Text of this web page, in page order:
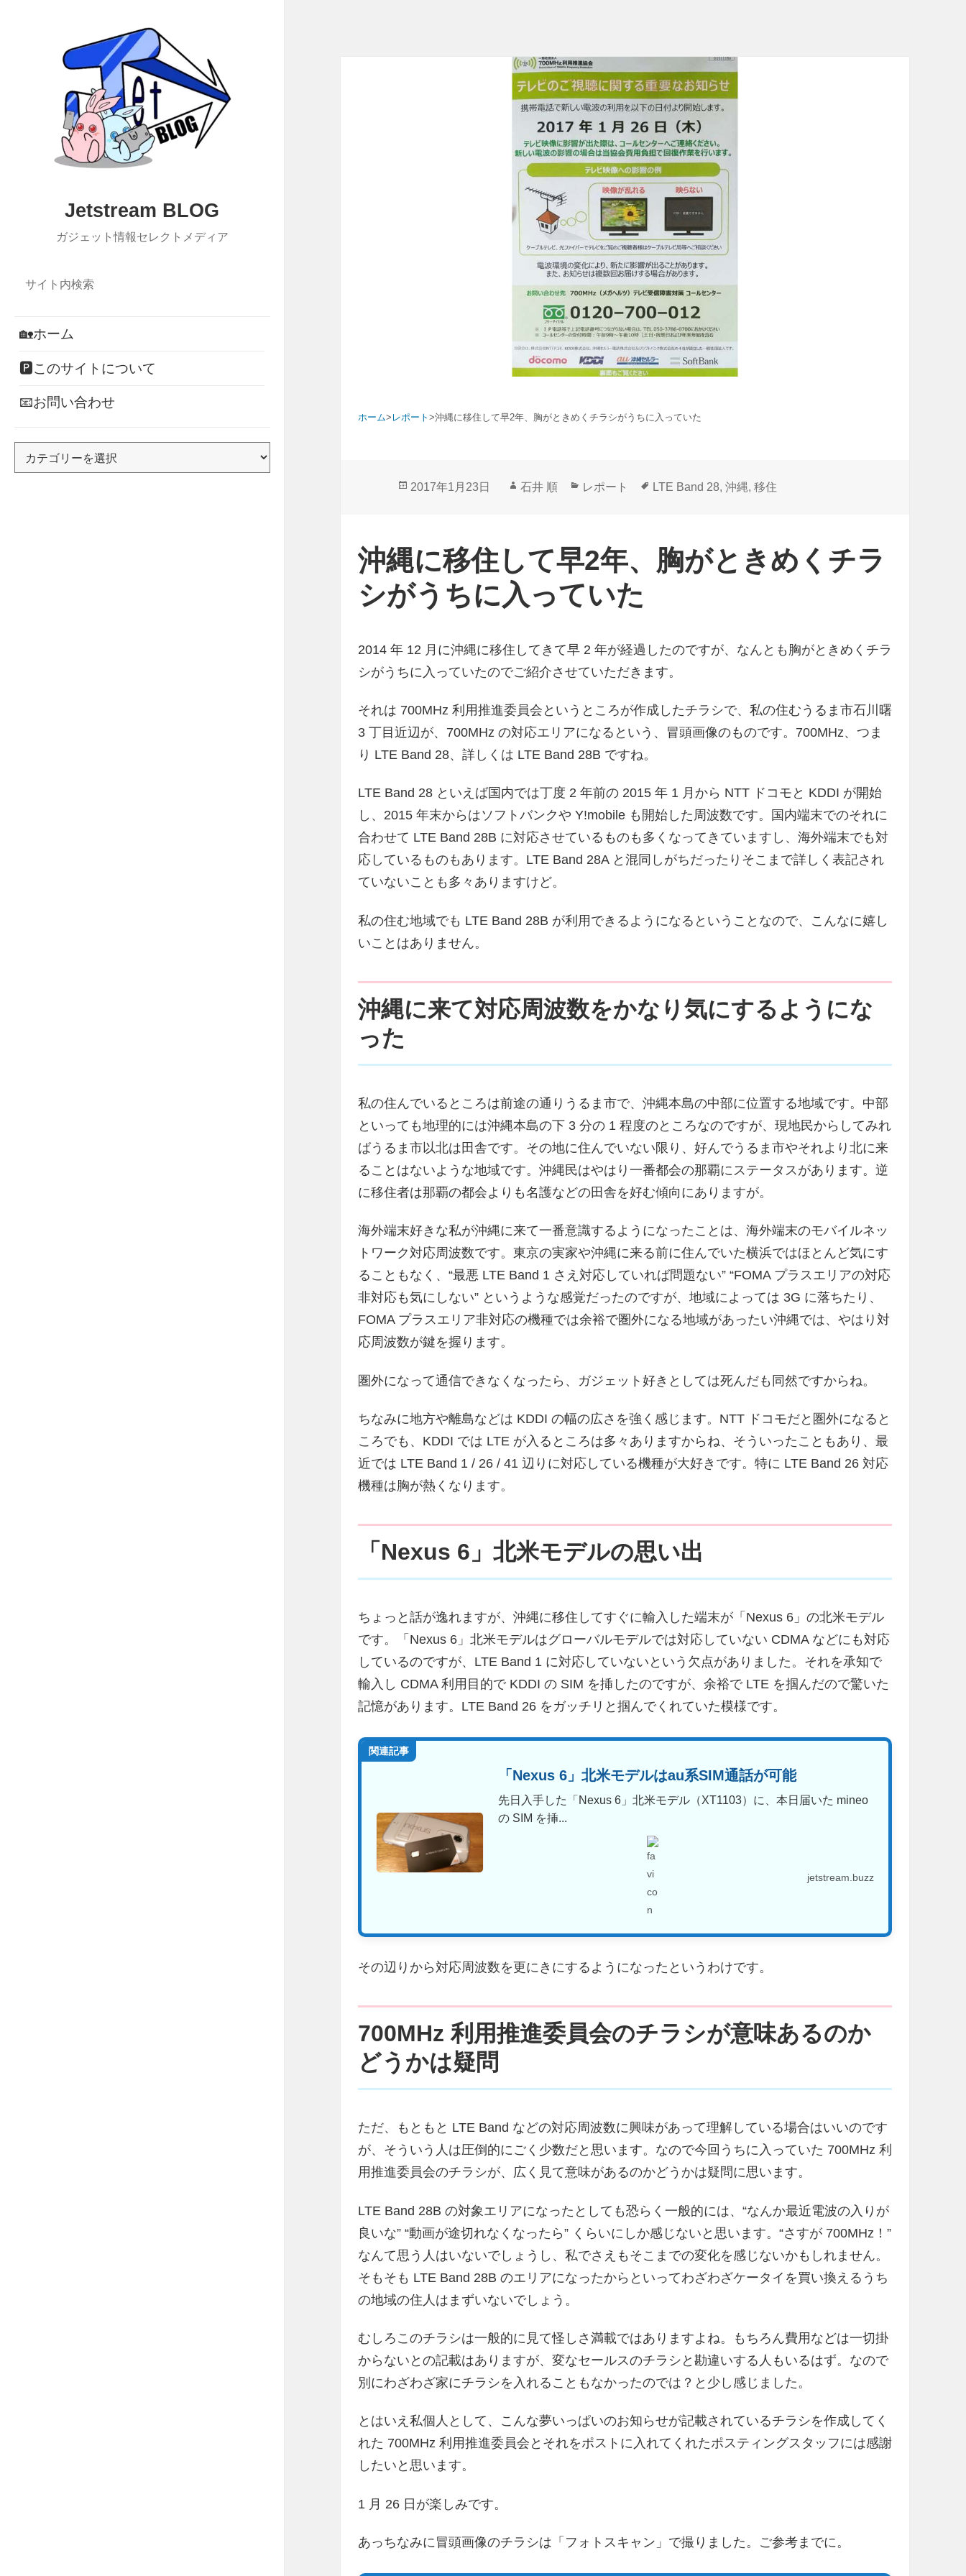
Jetstream BLOG
ガジェット情報セレクトメディア
🏡ホーム
🅿このサイトについて
📧お問い合わせ
ホーム> レポート>沖縄に移住して早2年、胸がときめくチラシがうちに入っていた
投
2017年1月23日
作
石井 順
カ
ー
レポート
タ
LTE Band 28,沖縄,移住
沖縄に移住して早2年、胸がときめくチラ
シがうちに入っていた
2014 年 12 月に沖縄に移住してきて早 2 年が経過したのですが、なんとも胸がときめくチラ
シがうちに入っていたのでご紹介させていただきます。
それは 700MHz 利用推進委員会というところが作成したチラシで、私の住むうるま市石川曙
3 丁目近辺が、700MHz の対応エリアになるという、冒頭画像のものです。700MHz、つま
り LTE Band 28、詳しくは LTE Band 28B ですね。
LTE Band 28 といえば国内では丁度 2 年前の 2015 年 1 月から NTT ドコモと KDDI が開始
し、2015 年末からはソフトバンクや Y!mobile も開始した周波数です。国内端末でのそれに
合わせて LTE Band 28B に対応させているものも多くなってきていますし、海外端末でも対
応しているものもあります。LTE Band 28A と混同しがちだったりそこまで詳しく表記され
ていないことも多々ありますけど。
私の住む地域でも LTE Band 28B が利用できるようになるということなので、こんなに嬉し
いことはありません。
沖縄に来て対応周波数をかなり気にするようにな
った
私の住んでいるところは前途の通りうるま市で、沖縄本島の中部に位置する地域です。中部
といっても地理的には沖縄本島の下 3 分の 1 程度のところなのですが、現地民からしてみれ
ばうるま市以北は田舎です。その地に住んでいない限り、好んでうるま市やそれより北に来
ることはないような地域です。沖縄民はやはり一番都会の那覇にステータスがあります。逆
に移住者は那覇の都会よりも名護などの田舎を好む傾向にありますが。
海外端末好きな私が沖縄に来て一番意識するようになったことは、海外端末のモバイルネッ
トワーク対応周波数です。東京の実家や沖縄に来る前に住んでいた横浜ではほとんど気にす
ることもなく、“最悪 LTE Band 1 さえ対応していれば問題ない” “FOMA プラスエリアの対応
非対応も気にしない” というような感覚だったのですが、地域によっては 3G に落ちたり、
FOMA プラスエリア非対応の機種では余裕で圏外になる地域があったい沖縄では、やはり対
応周波数が鍵を握ります。
圏外になって通信できなくなったら、ガジェット好きとしては死んだも同然ですからね。
ちなみに地方や離島などは KDDI の幅の広さを強く感じます。NTT ドコモだと圏外になると
ころでも、KDDI では LTE が入るところは多々ありますからね、そういったこともあり、最
近では LTE Band 1 / 26 / 41 辺りに対応している機種が大好きです。特に LTE Band 26 対応
機種は胸が熱くなります。
「Nexus 6」北米モデルの思い出
ちょっと話が逸れますが、沖縄に移住してすぐに輸入した端末が「Nexus 6」の北米モデル
です。「Nexus 6」北米モデルはグローバルモデルでは対応していない CDMA などにも対応
しているのですが、LTE Band 1 に対応していないという欠点がありました。それを承知で
輸入し CDMA 利用目的で KDDI の SIM を挿したのですが、余裕で LTE を掴んだので驚いた
記憶があります。LTE Band 26 をガッチリと掴んでくれていた模様です。
関連記事
「Nexus 6」北米モデルはau系SIM通話が可能
先日入手した「Nexus 6」北米モデル（XT1103）に、本日届いた mineo
の SIM を挿...
jetstream.buzz
その辺りから対応周波数を更にきにするようになったというわけです。
700MHz 利用推進委員会のチラシが意味あるのか
どうかは疑問
ただ、もともと LTE Band などの対応周波数に興味があって理解している場合はいいのです
が、そういう人は圧倒的にごく少数だと思います。なので今回うちに入っていた 700MHz 利
用推進委員会のチラシが、広く見て意味があるのかどうかは疑問に思います。
LTE Band 28B の対象エリアになったとしても恐らく一般的には、“なんか最近電波の入りが
良いな” “動画が途切れなくなったら” くらいにしか感じないと思います。“さすが 700MHz！”
なんて思う人はいないでしょうし、私でさえもそこまでの変化を感じないかもしれません。
そもそも LTE Band 28B のエリアになったからといってわざわざケータイを買い換えるうち
の地域の住人はまずいないでしょう。
むしろこのチラシは一般的に見て怪しさ満載ではありますよね。もちろん費用などは一切掛
からないとの記載はありますが、変なセールスのチラシと勘違いする人もいるはず。なので
別にわざわざ家にチラシを入れることもなかったのでは？と少し感じました。
とはいえ私個人として、こんな夢いっぱいのお知らせが記載されているチラシを作成してく
れた 700MHz 利用推進委員会とそれをポストに入れてくれたポスティングスタッフには感謝
したいと思います。
1 月 26 日が楽しみです。
あっちなみに冒頭画像のチラシは「フォトスキャン」で撮りました。ご参考までに。